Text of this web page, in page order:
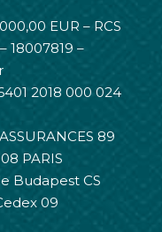
EUR – RCS
18007819 –
2018 000 024
89
PARIS
Budapest CS
09